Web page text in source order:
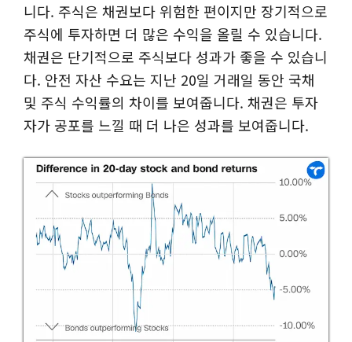
니다. 주식은 채권보다 위험한 편이지만 장기적으로
주식에 투자하면 더 많은 수익을 올릴 수 있습니다.
채권은 단기적으로 주식보다 성과가 좋을 수 있습니
다. 안전 자산 수요는 지난 20일 거래일 동안 국채
및 주식 수익률의 차이를 보여줍니다. 채권은 투자
자가 공포를 느낄 때 더 나은 성과를 보여줍니다.